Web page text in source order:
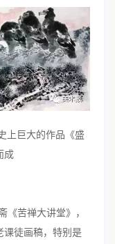
巨大的作品《盛
成
苦禅大讲堂》，
课徒画稿，特别是